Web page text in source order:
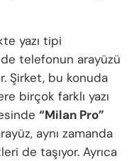
yazı tipi
telefonun arayüzü
Şirket, bu konuda
birçok farklı yazı
“Milan Pro”
aynı zamanda
de taşıyor. Ayrıca